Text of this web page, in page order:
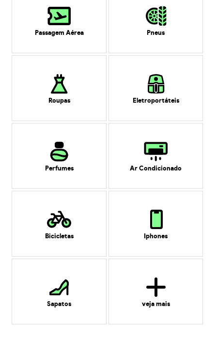
Passagem Aérea Pneus
Roupas Eletroportáteis
Perfumes Ar Condicionado
Bicicletas Iphones
Sapatos veja mais